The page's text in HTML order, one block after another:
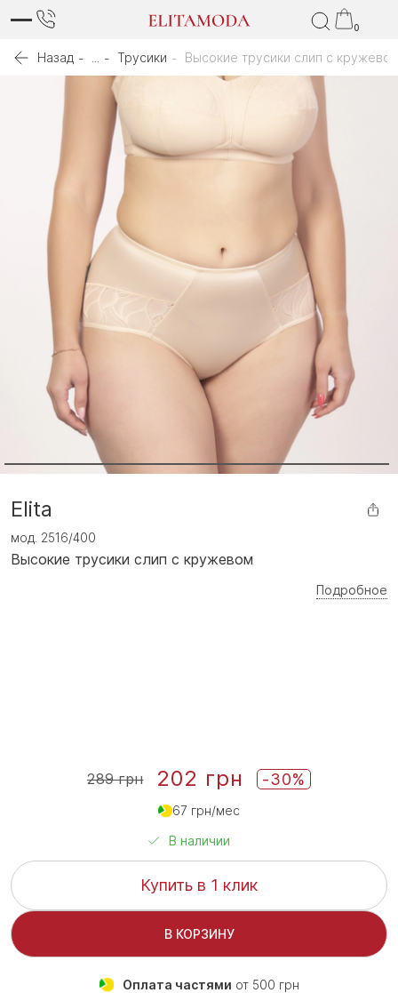
0
Назад Трусики Высокие трусики слип с
Elita
мод. 2516/400
Высокие трусики слип с кружевом
Подробное
289 грн 202 грн -30%
67 грн/мес
В наличии
Купить в 1 клик
В КОРЗИНУ
Оплата частями от 500 грн